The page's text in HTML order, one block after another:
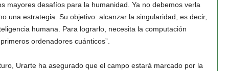
mayores desafíos para la humanidad. Ya no debemos verla
una estrategia. Su objetivo: alcanzar la singularidad, es decir,
humana. Para lograrlo, necesita la computación
ordenadores cuánticos”.
Urarte ha asegurado que el campo estará marcado por la